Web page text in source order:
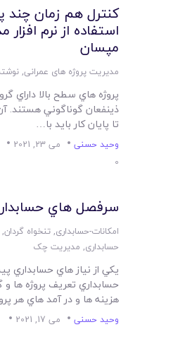
کنترل هم زمان چند
استفاده از نرم
مپسان
مدیریت پروژه های عمرانی,
پروژه هاي سطح بالا داراي
ذينفعان گوناگوني هستند.
تا پايان کار بايد با…
وحید حسنی می 23, 2021
0
سرفصل هاي
امکانات-حسابداری,تنخواه گردان,
حسابداری, مدیریت چک
يکي از نياز هاي حسابداري
حسابداري تعريف پروژه ها
هزينه ها و در آمد هاي هر
وحید حسنی می 17, 2021